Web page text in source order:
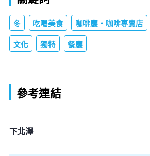
冬 吃喝美食 咖啡廳・咖啡專賣店
文化 獨特 餐廳
參考連結
下北澤